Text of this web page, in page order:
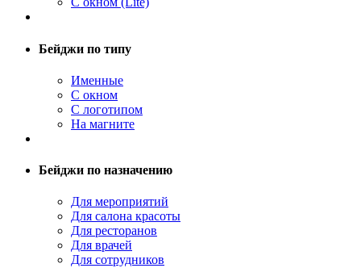
Бейджи по типу
Именные
С окном
С логотипом
На магните
Бейджи по назначению
Для мероприятий
Для салона красоты
Для ресторанов
Для врачей
Для сотрудников